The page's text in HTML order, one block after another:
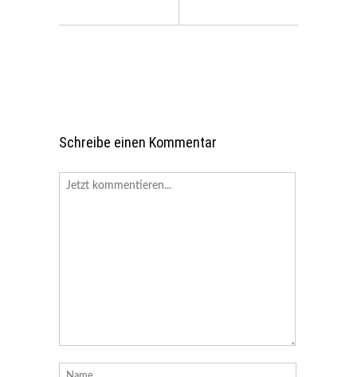
Schreibe einen Kommentar